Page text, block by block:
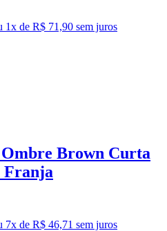
1x de R$ 71,90 sem juros
Brown Curta
Franja
7x de R$ 46,71 sem juros